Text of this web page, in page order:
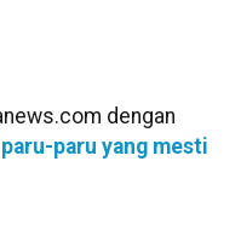
dengan
paru yang mesti